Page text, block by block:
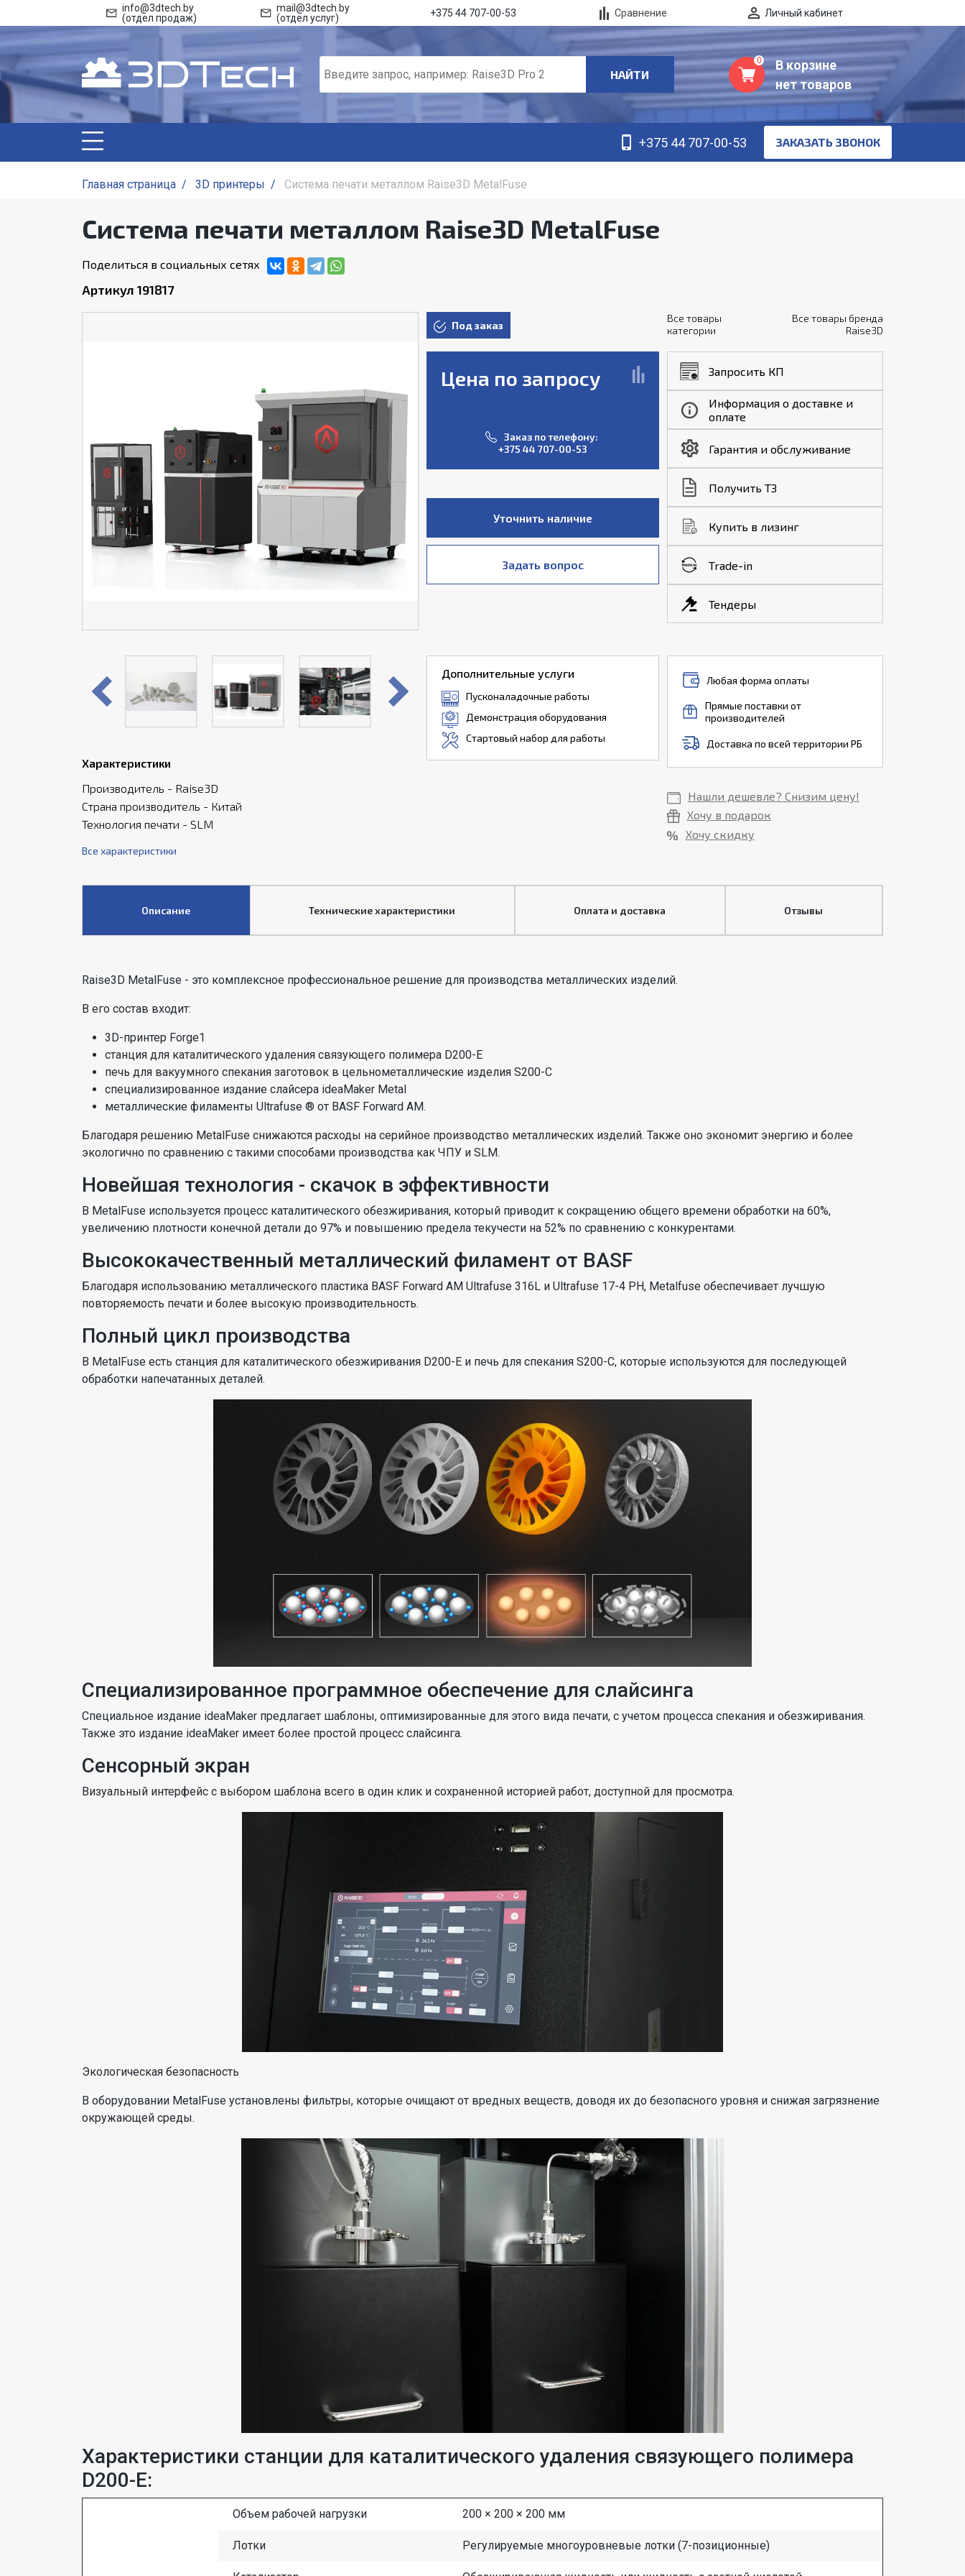
info@3dtech.by
(отдел продаж)
mail@3dtech.by
(отдел услуг)
+375 44 707-00-53 Сравнение Личный кабинет
НАЙТИ
0
В корзине
нет товаров
+375 44 707-00-53 ЗАКАЗАТЬ ЗВОНОК
Главная страница / 3D принтеры / Система печати металлом Raise3D MetalFuse
Система печати металлом Raise3D MetalFuse
Поделиться в социальных сетях
Артикул 191817
Под заказ
Цена по запросу
Заказ по телефону:
+375 44 707-00-53
Уточнить наличие
Задать вопрос
Все товары
категории
Все товары бренда
Raise3D
Запросить КП
Информация о доставке и
оплате
Гарантия и обслуживание
Получить ТЗ
Купить в лизинг
Trade-in
Тендеры
Характеристики
Производитель - Raise3D
Страна производитель - Китай
Технология печати - SLM
Все характеристики
Дополнительные услуги
Пусконаладочные работы
Демонстрация оборудования
Стартовый набор для работы
Любая форма оплаты
Прямые поставки от
производителей
Доставка по всей территории РБ
Нашли дешевле? Снизим цену!
Хочу в подарок
Хочу скидку
Описание Технические характеристики Оплата и доставка Отзывы
Raise3D MetalFuse - это комплексное профессиональное решение для производства металлических изделий.
В его состав входит:
3D-принтер Forge1
станция для каталитического удаления связующего полимера D200-E
печь для вакуумного спекания заготовок в цельнометаллические изделия S200-C
специализированное издание слайсера ideaMaker Metal
металлические филаменты Ultrafuse ® от BASF Forward AM.
Благодаря решению MetalFuse снижаются расходы на серийное производство металлических изделий. Также оно экономит энергию и более
экологично по сравнению с такими способами производства как ЧПУ и SLM.
Новейшая технология - скачок в эффективности
В MetalFuse используется процесс каталитического обезжиривания, который приводит к сокращению общего времени обработки на 60%,
увеличению плотности конечной детали до 97% и повышению предела текучести на 52% по сравнению с конкурентами.
Высококачественный металлический филамент от BASF
Благодаря использованию металлического пластика BASF Forward AM Ultrafuse 316L и Ultrafuse 17-4 PH, Metalfuse обеспечивает лучшую
повторяемость печати и более высокую производительность.
Полный цикл производства
В MetalFuse есть станция для каталитического обезжиривания D200-E и печь для спекания S200-C, которые используются для последующей
обработки напечатанных деталей.
Специализированное программное обеспечение для слайсинга
Специальное издание ideaMaker предлагает шаблоны, оптимизированные для этого вида печати, с учетом процесса спекания и обезжиривания.
Также это издание ideaMaker имеет более простой процесс слайсинга.
Сенсорный экран
Визуальный интерфейс с выбором шаблона всего в один клик и сохраненной историей работ, доступной для просмотра.
Экологическая безопасность
В оборудовании MetalFuse установлены фильтры, которые очищают от вредных веществ, доводя их до безопасного уровня и снижая загрязнение
окружающей среды.
Характеристики станции для каталитического удаления связующего полимера
D200-E:
Объем рабочей нагрузки 200 × 200 × 200 мм
Лотки Регулируемые многоуровневые лотки (7-позиционные)